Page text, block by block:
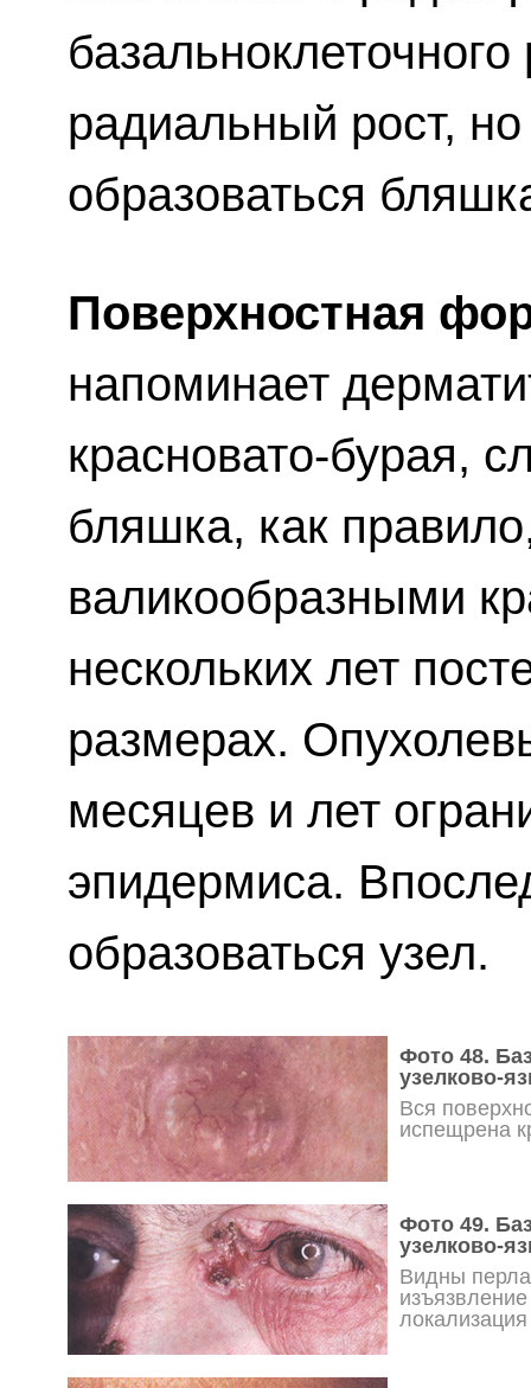
радиальный рост,
образоваться
Поверхностная
напоминает
красновато-бурая,
бляшка, как
валикообразными
нескольких лет
размерах.
месяцев и лет
эпидермиса.
образоваться узел.
Фото 48.
узелково-
Вся
испещрена
Фото 49.
узелково-
Видны